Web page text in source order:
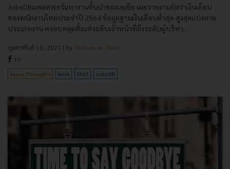
JobsDBแพลตฟอร์มหางานชั้นนำของเอเชีย เผยรายงานอัตราเงินเดือน
ของพนักงานไทยประจำปี 2564 ข้อมูลฐานเงินเดือนต่ำสุด-สูงสุดแบ่งตาม
ประเภทงาน ครอบคลุมตั้งแต่ระดับเจ้าหน้าที่ถึงระดับผู้บริหา...
กุมภาพันธ์ 10, 2021 | By Techsauce Team
15
Saucy Thoughts work 2021 JobsDB